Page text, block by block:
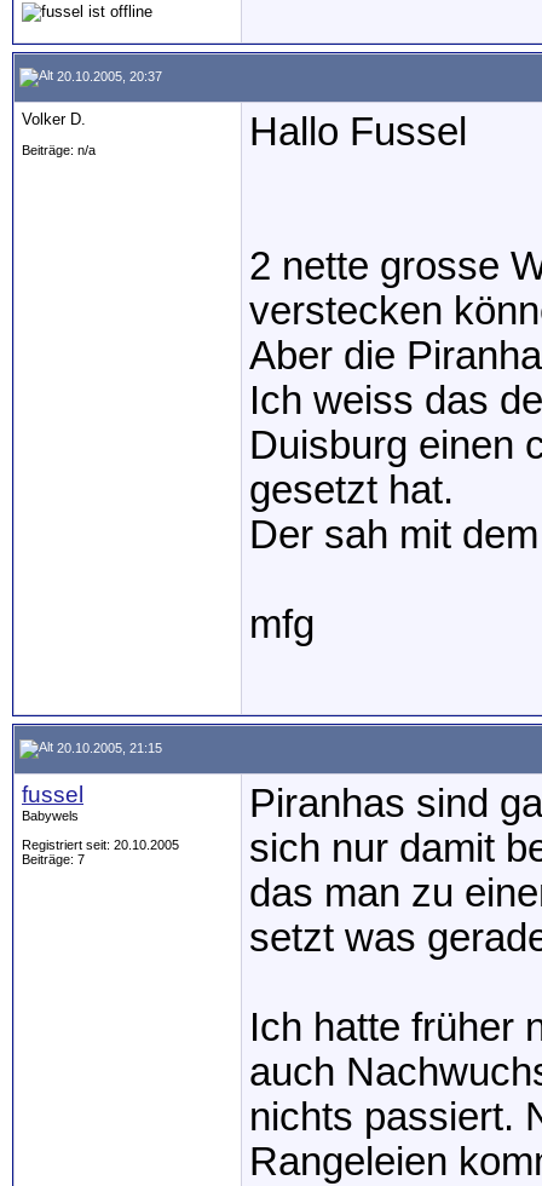
20.10.2005, 20:37
Volker D.
Beiträge: n/a Hallo Fussel
2 nette grosse
verstecken
Aber die
Ich weiss das
Duisburg einen
gesetzt hat.
Der sah mit
mfg
20.10.2005, 21:15
fussel
Babywels
Registriert seit: 20.10.2005
Beiträge: 7
Piranhas sind
sich nur damit
das man zu
setzt was
Ich hatte früher
auch
nichts passiert.
Rangeleien